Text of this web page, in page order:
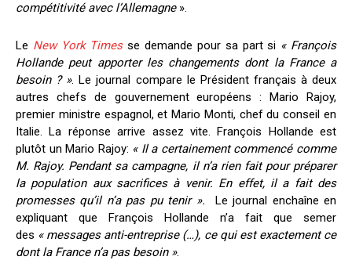
compétitivité avec l’Allemagne».
Le New York Timesse demande pour sa part si « François
Hollande peut apporter les changements dont la France a
besoin ? ». Le journal compare le Président français à deux
autres chefs de gouvernement européens : Mario Rajoy,
premier ministre espagnol, et Mario Monti, chef du conseil en
Italie. La réponse arrive assez vite. François Hollande est
plutôt un Mario Rajoy: « Il a certainement commencé comme
M. Rajoy. Pendant sa campagne, il n’a rien fait pour préparer
la population aux sacrifices à venir. En effet, il a fait des
promesses qu’il n’a pas pu tenir ».
Le journal enchaîne en
expliquant que François Hollande n’a fait que semer
des « messages anti-entreprise (…), ce qui est exactement ce
dont la France n’a pas besoin ».